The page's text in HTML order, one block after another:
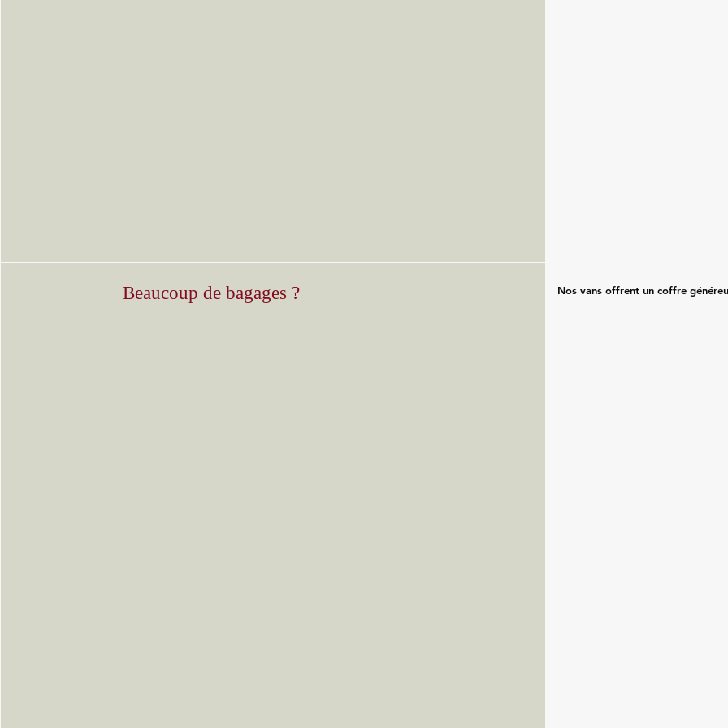
Beaucoup de bagages ? Nos vans offrent un coffre